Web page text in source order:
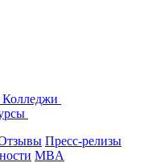
Колледжи
Пресс-релизы
MBA